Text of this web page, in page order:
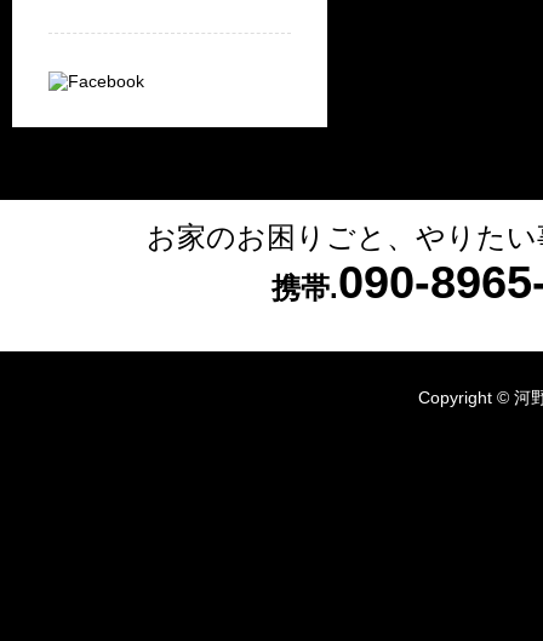
お家のお困りごと、やりた
携帯.090-
Copyright © 河